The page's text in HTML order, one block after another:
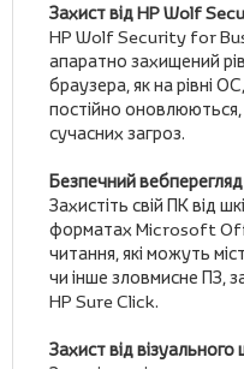
Захист від HP Wolf
HP Wolf Security for
апаратно захищений
браузера, як на рівні
постійно
сучасних загроз.
Безпечний вебперегляд
Захистіть свій ПК від
форматах Microsoft
читання, які можуть
чи інше зловмисне ПЗ,
HP Sure Click.
Захист від